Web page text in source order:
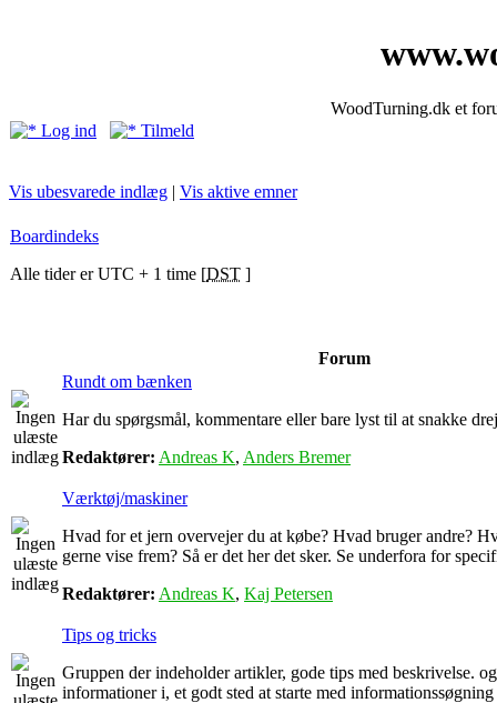
WoodTurning.dk et
Log ind
Tilmeld
Vis ubesvarede indlæg | Vis aktive emner
Boardindeks
Alle tider er UTC + 1 time [DST ]
Forum
Rundt om bænken
Har du spørgsmål, kommentare eller bare lyst til at snakke
Redaktører: Andreas K, Anders Bremer
Værktøj/maskiner
Hvad for et jern overvejer du at købe? Hvad bruger andre?
gerne vise frem? Så er det her det sker. Se underfora for
Redaktører: Andreas K, Kaj Petersen
Tips og tricks
Gruppen der indeholder artikler, gode tips med beskrivelse.
informationer i, et godt sted at starte med informationssøgning